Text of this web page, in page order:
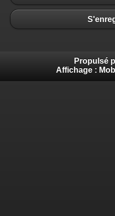
Propulsé
Affichage :